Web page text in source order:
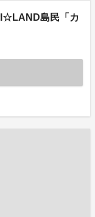
島民「カ